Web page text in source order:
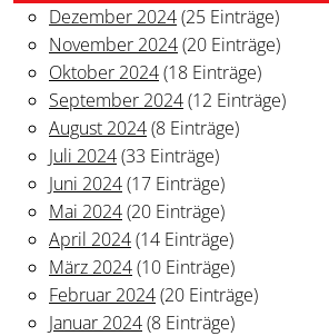
Dezember 2024(25 Einträge)
November 2024(20 Einträge)
Oktober 2024(18 Einträge)
September 2024(12 Einträge)
August 2024(8 Einträge)
Juli 2024(33 Einträge)
Juni 2024(17 Einträge)
Mai 2024(20 Einträge)
April 2024(14 Einträge)
März 2024(10 Einträge)
Februar 2024(20 Einträge)
Januar 2024(8 Einträge)